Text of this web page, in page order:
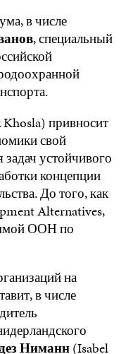
в числе
, специальный
привносит
свой
устойчивого
концепции
До того, как
Alternatives,
ООН по
на
в числе
Ниманн(Isabel